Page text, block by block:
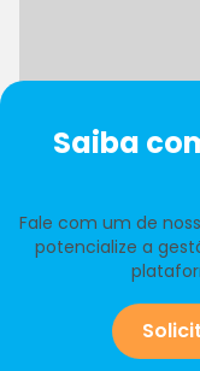
Saiba
Fale com um de
potencialize a